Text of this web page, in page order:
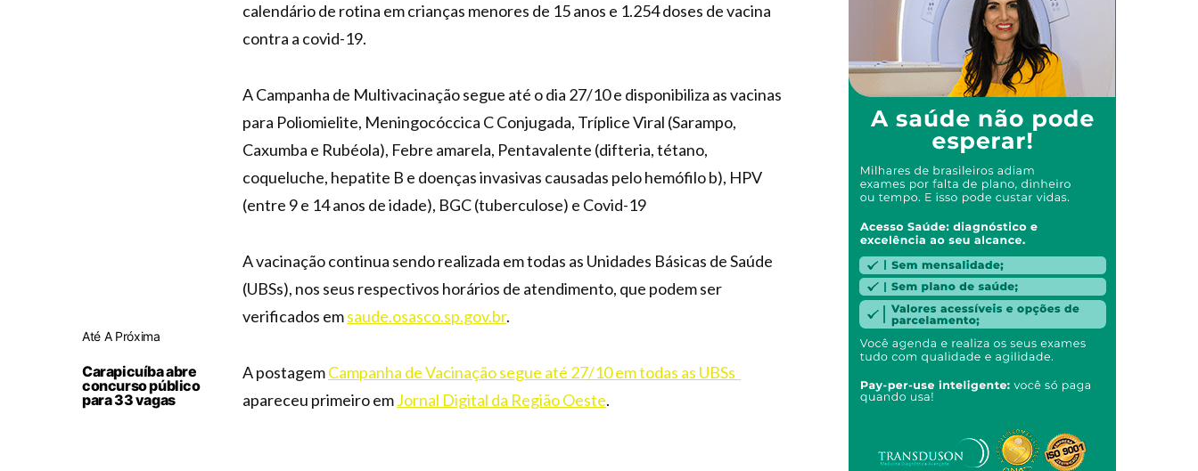
Até A Próxima
Carapicuíba abre
concurso público
para 33 vagas
calendário de rotina em crianças menores de 15 anos e 1.254 doses de vacina
contra a covid-19.
A Campanha de Multivacinação segue até o dia 27/10 e disponibiliza as vacinas
para Poliomielite, Meningocóccica C Conjugada, Tríplice Viral (Sarampo,
Caxumba e Rubéola), Febre amarela, Pentavalente (difteria, tétano,
coqueluche, hepatite B e doenças invasivas causadas pelo hemófilo b), HPV
(entre 9 e 14 anos de idade), BGC (tuberculose) e Covid-19
A vacinação continua sendo realizada em todas as Unidades Básicas de Saúde
(UBSs), nos seus respectivos horários de atendimento, que podem ser
verificados emsaude.osasco.sp.gov.br.
A postagemCampanha de Vacinação segue até 27/10 em todas as UBSs
apareceu primeiro emJornal Digital da Região Oeste.